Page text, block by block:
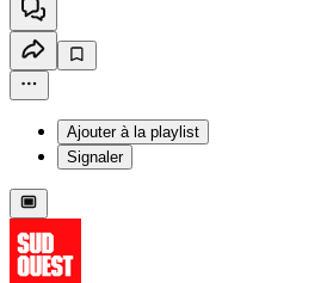
Ajouter à la playlist
Signaler